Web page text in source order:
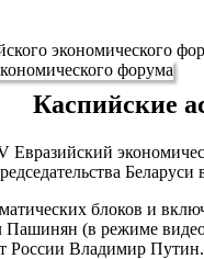
экономического
Каспийские
Беларуси
блоков и
(в режиме
России Владимир Путин.